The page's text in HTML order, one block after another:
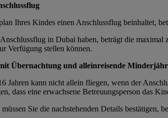
Ihres Kindes einen Anschlussflug beinhaltet,
in Dubai haben, beträgt die
Verfügung stellen können.
Übernachtung und alleinreisende
Jahren kann nicht allein fliegen, wenn der
dass eine erwachsene Betreuungsperson das
Sie die nachstehenden Details bestätigen,